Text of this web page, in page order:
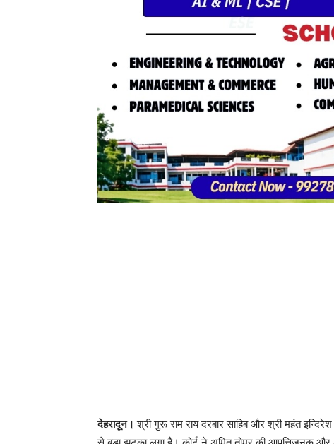
देहरादून। श्री गुरू राम राय दरबार साहिब और श्री महंत